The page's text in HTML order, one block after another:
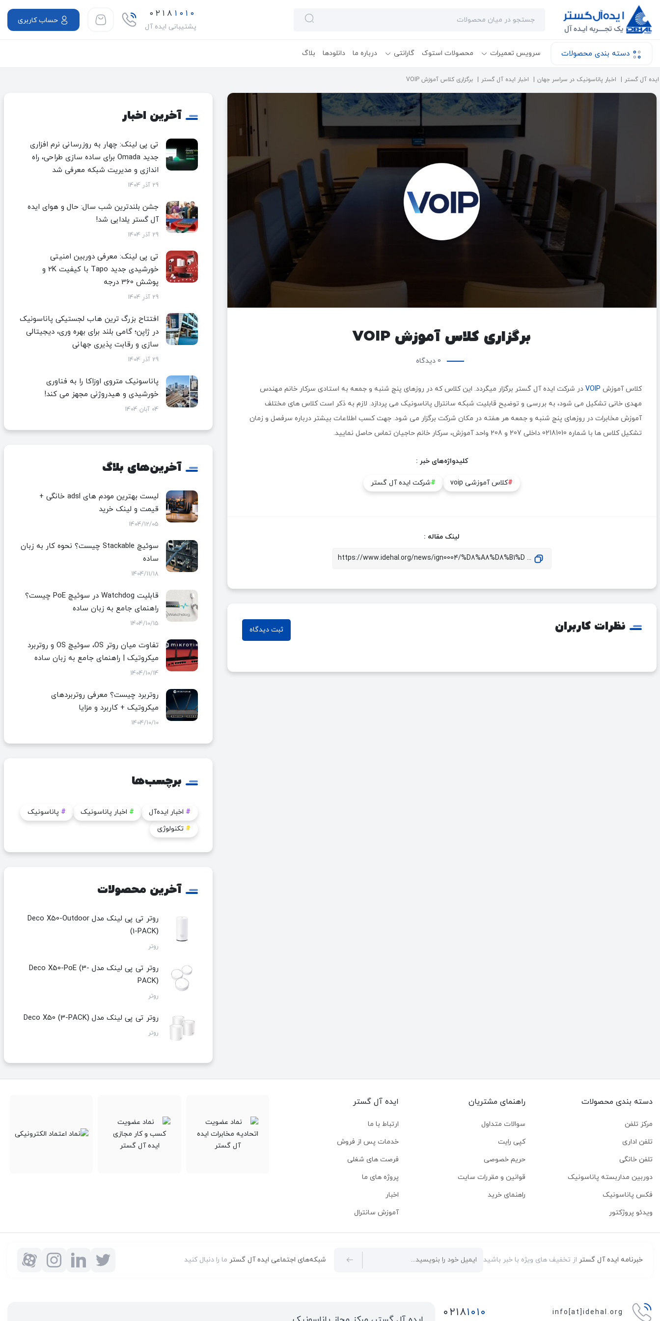
۰۲۱۸ ۱۰۱۰
پشتیبانی ایده آل
حساب کاربری
دسته بندی محصولات سرویس تعمیرات محصولات استوک گارانتی درباره ما دانلودها بلاگ
ایده آل گستر اخبار پاناسونیک در سراسر جهان اخبار ایده آل گستر برگزاری کلاس آموزش VOIP
برگزاری کلاس آموزش VOIP
0 دیدگاه
کلاس آموزش VOIP در شرکت ایده آل گستر برگزار میگردد. این کلاس که در روزهای پنج شنبه و جمعه به استادی سرکار خانم مهندس
مهدی خانی تشکیل می شود، به بررسی و توضیح قابلیت شبکه سانترال پاناسونیک می پردازد. لازم به ذکر است کلاس های مختلف
آموزش مخابرات در روزهای پنج شنبه و جمعه هر هفته در مکان شرکت برگزار می شود. جهت کسب اطلاعات بیشتر درباره سرفصل و زمان
تشکیل کلاس ها با شماره 02181010 داخلی 207 و 208 واحد آموزش، سرکار خانم حاجیان تماس حاصل نمایید.
کلیدواژه‌های خبر :
#کلاس آموزشی voip #شرکت ایده آل گستر
لینک مقاله :
... https://www.idehal.org/news/ign0004/%D8%A8%D8%B1%D
نظرات کاربران ثبت دیدگاه
آخرین اخبار
تی پی لینک: چهار به روزرسانی نرم افزاری
جدید Omada برای ساده سازی طراحی، راه
اندازی و مدیریت شبکه معرفی شد
29 آذر 1404
جشن بلندترین شب سال: حال و هوای ایده
آل گستر یلدایی شد!
29 آذر 1404
تی پی لینک: معرفی دوربین امنیتی
خورشیدی جدید Tapo با کیفیت 2K و
پوشش 360 درجه
29 آذر 1404
افتتاح بزرگ ترین هاب لجستیکی پاناسونیک
در ژاپن؛ گامی بلند برای بهره وری، دیجیتالی
سازی و رقابت پذیری جهانی
29 آذر 1404
پاناسونیک متروی اوزاکا را به فناوری
خورشیدی و هیدروژنی مجهز می کند!
04 آبان 1404
آخرین‌های بلاگ
لیست بهترین مودم های adsl خانگی +
قیمت و لینک خرید
1404/12/05
سوئیچ Stackable چیست؟ نحوه کار به زبان
ساده
1404/11/18
قابلیت Watchdog در سوئیچ PoE چیست؟
راهنمای جامع به زبان ساده
1404/10/15
تفاوت میان روتر OS، سوئیچ OS و روتربرد
میکروتیک | راهنمای جامع به زبان ساده
1404/10/14
روتربرد چیست؟ معرفی روتربردهای
میکروتیک + کاربرد و مزایا
1404/10/10
برچسب‌ها
# اخبار ایده‌آل # اخبار پاناسونیک # پاناسونیک
# تکنولوژی
آخرین محصولات
روتر تی پی لینک مدل Deco X50-Outdoor
(1-PACK)
روتر
روتر تی پی لینک مدل Deco X50-PoE (3-
PACK)
روتر
روتر تی پی لینک مدل Deco X50 (3-PACK)
روتر
دسته بندی محصولات
مرکز تلفن
تلفن اداری
تلفن خانگی
دوربین مداربسته پاناسونیک
فکس پاناسونیک
ویدئو پروژکتور
راهنمای مشتریان
سوالات متداول
کپی رایت
حریم خصوصی
قوانین و مقررات سایت
راهنمای خرید
ایده آل گستر
ارتباط با ما
خدمات پس از فروش
فرصت های شغلی
پروژه های ما
اخبار
آموزش سانترال
خبرنامه ایده آل گستر از تخفیف های ویژه با خبر باشید شبکه‌های اجتماعی ایده آل گستر ما را دنبال کنید
info[at]idehal.org ۰۲۱۸۱۰۱۰